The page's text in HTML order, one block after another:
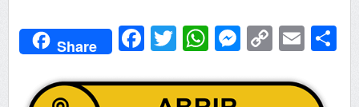
Share Facebook
Twitter
WhatsApp
Messenger
Copy